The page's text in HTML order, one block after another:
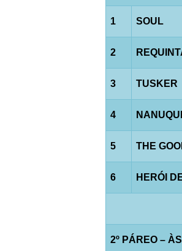
1 SOUL
2
3 TUSKER
4
5 THE
6 HERÓI
2º PÁREO –